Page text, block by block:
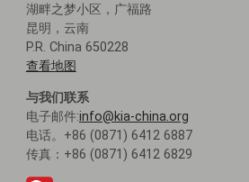
湖畔之梦小区，广福路
昆明，云南
P.R. China 650228
查看地图
与我们联系
电子邮件:info@kia-china.org
电话。+86 (0871) 6412 6887
传真：+86 (0871) 6412 6829